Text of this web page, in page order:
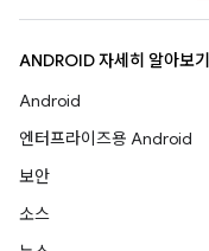
ANDROID 자세히 알아보기
Android
엔터프라이즈용 Android
보안
소스